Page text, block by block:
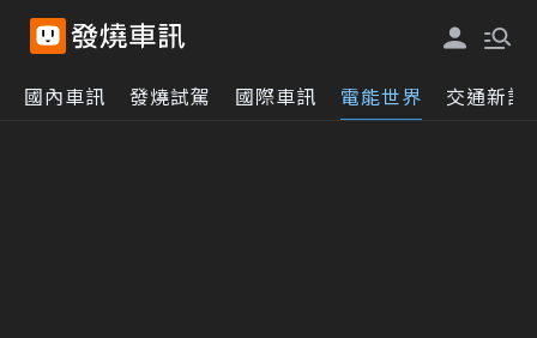
國內車訊 發燒試駕 國際車訊 電能世界 交通新訊